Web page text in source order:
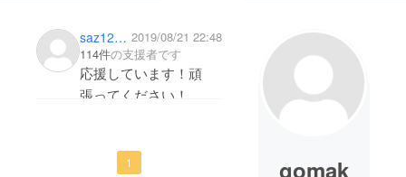
saz12118 2019/08/21 22:48
114件の支援者です
応援しています！頑
張ってください！
1 gomak